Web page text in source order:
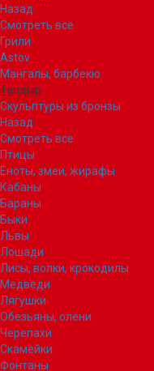
Назад
Смотреть все
Грили
Astov
Мангалы, барбекю
Тандыр
Скульптуры из бронзы
Назад
Смотреть все
Птицы
Еноты, змеи, жирафы
Кабаны
Бараны
Быки
Львы
Лошади
Лисы, волки, крокодилы
Медведи
Лягушки
Обезьяны, олени
Черепахи
Скамейки
Фонтаны